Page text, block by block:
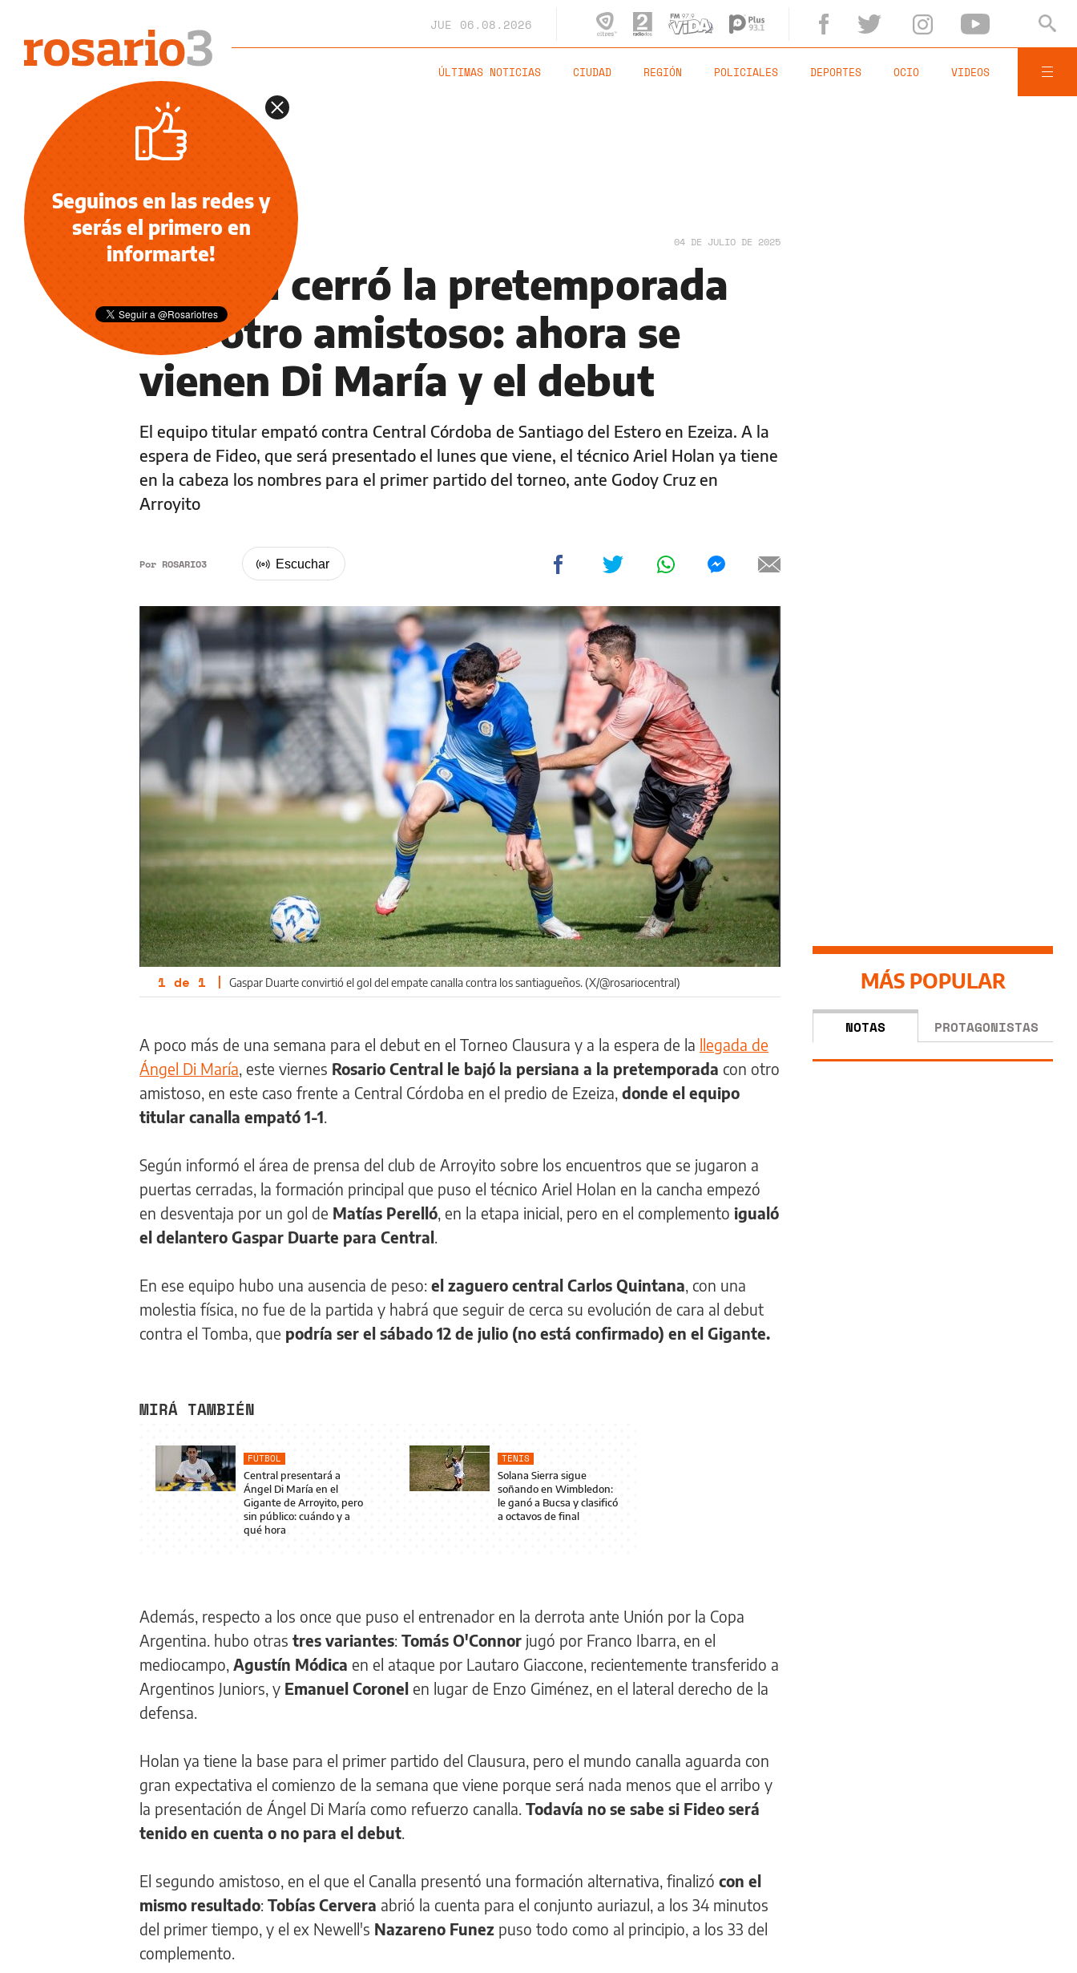
JUE 06.08.2026
ÚLTIMAS NOTICIAS CIUDAD REGIÓN POLICIALES DEPORTES OCIO VIDEOS
DEPORTES 04 DE JULIO DE 2025
Central cerró la pretemporada
con otro amistoso: ahora se
vienen Di María y el debut
El equipo titular empató contra Central Córdoba de Santiago del Estero en Ezeiza. A la
espera de Fideo, que será presentado el lunes que viene, el técnico Ariel Holan ya tiene
en la cabeza los nombres para el primer partido del torneo, ante Godoy Cruz en
Arroyito
Por ROSARIO3
1 de 1 | Gaspar Duarte convirtió el gol del empate canalla contra los santiagueños. (X/@rosariocentral)
A poco más de una semana para el debut en el Torneo Clausura y a la espera de la llegada de
Ángel Di María, este viernes Rosario Central le bajó la persiana a la pretemporada con otro
amistoso, en este caso frente a Central Córdoba en el predio de Ezeiza, donde el equipo
titular canalla empató 1-1.
Según informó el área de prensa del club de Arroyito sobre los encuentros que se jugaron a
puertas cerradas, la formación principal que puso el técnico Ariel Holan en la cancha empezó
en desventaja por un gol de Matías Perelló, en la etapa inicial, pero en el complemento igualó
el delantero Gaspar Duarte para Central.
En ese equipo hubo una ausencia de peso: el zaguero central Carlos Quintana, con una
molestia física, no fue de la partida y habrá que seguir de cerca su evolución de cara al debut
contra el Tomba, que podría ser el sábado 12 de julio (no está confirmado) en el Gigante.
MIRÁ TAMBIÉN
FÚTBOL
Central presentará a
Ángel Di María en el
Gigante de Arroyito, pero
sin público: cuándo y a
qué hora
TENIS
Solana Sierra sigue
soñando en Wimbledon:
le ganó a Bucsa y clasificó
a octavos de final
Además, respecto a los once que puso el entrenador en la derrota ante Unión por la Copa
Argentina. hubo otras tres variantes: Tomás O'Connor jugó por Franco Ibarra, en el
mediocampo, Agustín Módica en el ataque por Lautaro Giaccone, recientemente transferido a
Argentinos Juniors, y Emanuel Coronel en lugar de Enzo Giménez, en el lateral derecho de la
defensa.
Holan ya tiene la base para el primer partido del Clausura, pero el mundo canalla aguarda con
gran expectativa el comienzo de la semana que viene porque será nada menos que el arribo y
la presentación de Ángel Di María como refuerzo canalla. Todavía no se sabe si Fideo será
tenido en cuenta o no para el debut.
El segundo amistoso, en el que el Canalla presentó una formación alternativa, finalizó con el
mismo resultado: Tobías Cervera abrió la cuenta para el conjunto auriazul, a los 34 minutos
del primer tiempo, y el ex Newell's Nazareno Funez puso todo como al principio, a los 33 del
complemento.
MÁS POPULAR
NOTAS PROTAGONISTAS
Seguinos en las redes y
serás el primero en
informarte!